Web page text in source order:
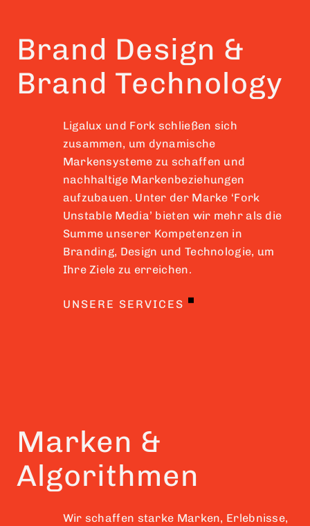
JOBS
DATENSCHUTZ
IMPRESSUM
COOKIE EINSTELLUNGEN
Brand Design &
Brand Technology
Ligalux und Fork schließen sich
zusammen, um dynamische
Markensysteme zu schaffen und
nachhaltige Markenbeziehungen
aufzubauen. Unter der Marke ‘Fork
Unstable Media’ bieten wir mehr als die
Summe unserer Kompetenzen in
Branding, Design und Technologie, um
Ihre Ziele zu erreichen.
UNSERE SERVICES
Marken &
Algorithmen
Wir schaffen starke Marken, Erlebnisse,